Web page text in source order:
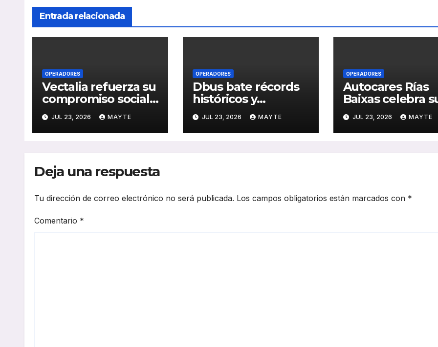
Entrada relacionada
OPERADORES
Vectalia refuerza su
compromiso social
y medioambiental
con la publicación
de su Memoria de
JUL 23, 2026 MAYTE
OPERADORES
Dbus bate récords
históricos y
consolida el auge
del transporte
público en San
JUL 23, 2026 MAYTE
OPERADORES
Autocares Rías
Baixas celebra
centenario: un
de historia,
esfuerzo
JUL 23, 2026 MAYTE
Deja una respuesta
Tu dirección de correo electrónico no será publicada. Los campos obligatorios están marcados con *
Comentario *